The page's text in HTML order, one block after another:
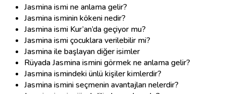
Jasmina ismi ne anlama gelir?
Jasmina isminin kökeni nedir?
Jasmina ismi Kur’an’da geçiyor mu?
Jasmina ismi çocuklara verilebilir mi?
Jasmina ile başlayan diğer isimler
Rüyada Jasmina ismini görmek ne anlama gelir?
Jasmina ismindeki ünlü kişiler kimlerdir?
Jasmina ismini seçmenin avantajları nelerdir?